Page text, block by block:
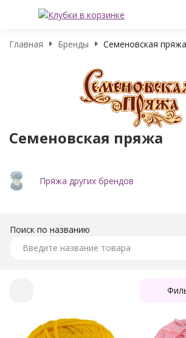
Главная Бренды Семеновская пряжа
Семеновская пряжа
Пряжа других брендов
Поиск по названию